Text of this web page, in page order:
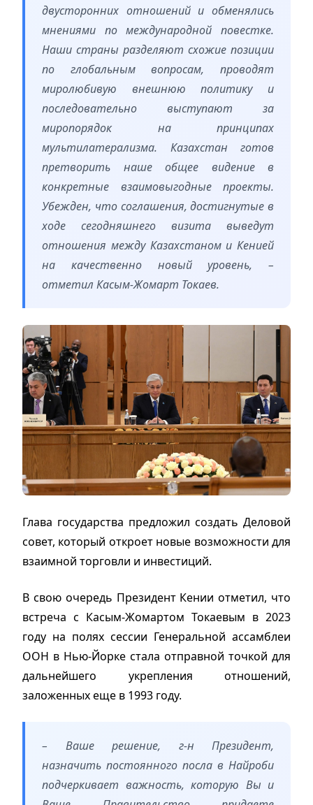
двусторонних отношений и обменялись
мнениями по международной повестке.
Наши страны разделяют схожие позиции
по глобальным вопросам, проводят
миролюбивую внешнюю политику и
последовательно выступают за
миропорядок на принципах
мультилатерализма. Казахстан готов
претворить наше общее видение в
конкретные взаимовыгодные проекты.
Убежден, что соглашения, достигнутые в
ходе сегодняшнего визита выведут
отношения между Казахстаном и Кенией
на качественно новый уровень, –
отметил Касым-Жомарт Токаев.
Глава государства предложил создать Деловой
совет, который откроет новые возможности для
взаимной торговли и инвестиций.
В свою очередь Президент Кении отметил, что
встреча с Касым-Жомартом Токаевым в 2023
году на полях сессии Генеральной ассамблеи
ООН в Нью-Йорке стала отправной точкой для
дальнейшего укрепления отношений,
заложенных еще в 1993 году.
– Ваше решение, г-н Президент,
назначить постоянного посла в Найроби
подчеркивает важность, которую Вы и